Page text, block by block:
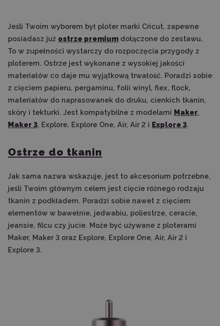
Jeśli Twoim wyborem był ploter marki Cricut, zapewne
posiadasz już ostrze premium dołączone do zestawu.
To w zupełności wystarczy do rozpoczęcia przygody z
ploterem. Ostrze jest wykonane z wysokiej jakości
materiałów co daje mu wyjątkową trwałość. Poradzi sobie
z cięciem papieru, pergaminu, folii winyl, flex, flock,
materiałów do naprasowanek do druku, cienkich tkanin,
skóry i tekturki. Jest kompatybilne z modelami Maker,
Maker 3, Explore, Explore One, Air, Air 2 i Explore 3.
Ostrze do tkanin
Jak sama nazwa wskazuje, jest to akcesorium potrzebne,
jeśli Twoim głównym celem jest cięcie różnego rodzaju
tkanin z podkładem. Poradzi sobie nawet z cięciem
elementów w bawełnie, jedwabiu, poliestrze, ceracie,
jeansie, filcu czy jucie. Może być używane z ploterami
Maker, Maker 3 oraz Explore, Explore One, Air, Air 2 i
Explore 3.